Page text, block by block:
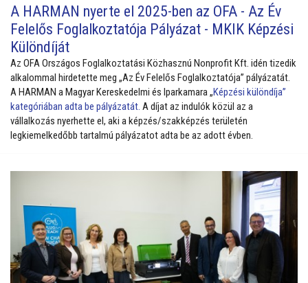
A HARMAN nyerte el 2025-ben az OFA - Az Év
Felelős Foglalkoztatója Pályázat - MKIK Képzési
Különdíját
Az OFA Országos Foglalkoztatási Közhasznú Nonprofit Kft. idén tizedik
alkalommal hirdetette meg „Az Év Felelős Foglalkoztatója” pályázatát.
A HARMAN a Magyar Kereskedelmi és Iparkamara „Képzési különdíja”
kategóriában adta be pályázatát. A díjat az indulók közül az a
vállalkozás nyerhette el, aki a képzés/szakképzés területén
legkiemelkedőbb tartalmú pályázatot adta be az adott évben.